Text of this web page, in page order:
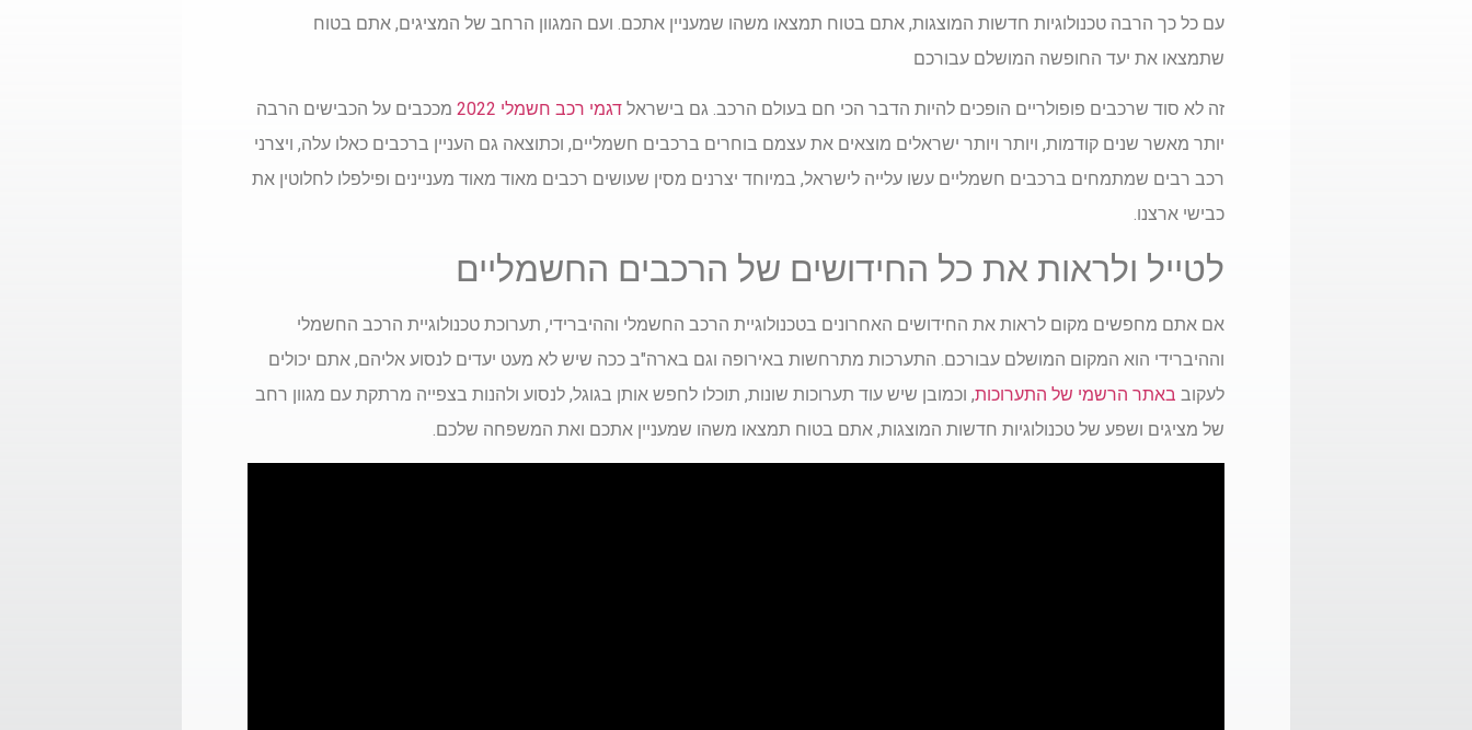
עם כל כך הרבה טכנולוגיות חדשות המוצגות, אתם בטוח תמצאו משהו שמעניין אתכם. ועם המגוון הרחב של המציגים, אתם בטוח
שתמצאו את יעד החופשה המושלם עבורכם
זה לא סוד שרכבים פופולריים הופכים להיות הדבר הכי חם בעולם הרכב. גם בישראל דגמי רכב חשמלי 2022
מככבים על הכבישים הרבה
יותר מאשר שנים קודמות, ויותר ויותר ישראלים מוצאים את עצמם בוחרים ברכבים חשמליים, וכתוצאה גם העניין ברכבים כאלו עלה, ויצרני
רכב רבים שמתמחים ברכבים חשמליים עשו עלייה לישראל, במיוחד יצרנים מסין שעושים רכבים מאוד מאוד מעניינים ופילפלו לחלוטין את
כבישי ארצנו.
לטייל ולראות את כל החידושים של הרכבים החשמליים
אם אתם מחפשים מקום לראות את החידושים האחרונים בטכנולוגיית הרכב החשמלי וההיברידי, תערוכת טכנולוגיית הרכב החשמלי
וההיברידי הוא המקום המושלם עבורכם. התערכות מתרחשות באירופה וגם בארה"ב ככה שיש לא מעט יעדים לנסוע אליהם, אתם יכולים
לעקוב באתר הרשמי של התערוכות, וכמובן שיש עוד תערוכות שונות, תוכלו לחפש אותן בגוגל, לנסוע ולהנות בצפייה מרתקת עם מגוון רחב
של מציגים ושפע של טכנולוגיות חדשות המוצגות, אתם בטוח תמצאו משהו שמעניין אתכם ואת המשפחה שלכם.